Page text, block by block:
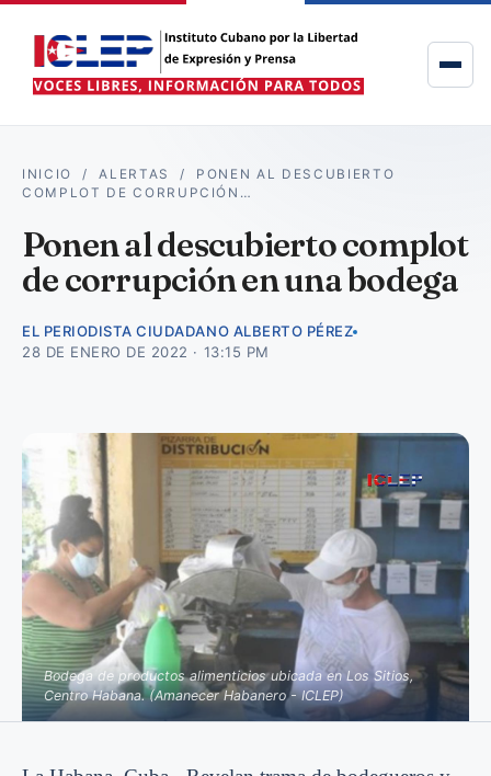
INICIO /ALERTAS / PONEN AL DESCUBIERTO
COMPLOT DE CORRUPCIÓN…
Ponen al descubierto complot
de corrupción en una bodega
EL PERIODISTA CIUDADANO ALBERTO PÉREZ
28 DE ENERO DE 2022 · 13:15 PM
Bodega de productos alimenticios ubicada en Los Sitios,
Centro Habana. (Amanecer Habanero - ICLEP)